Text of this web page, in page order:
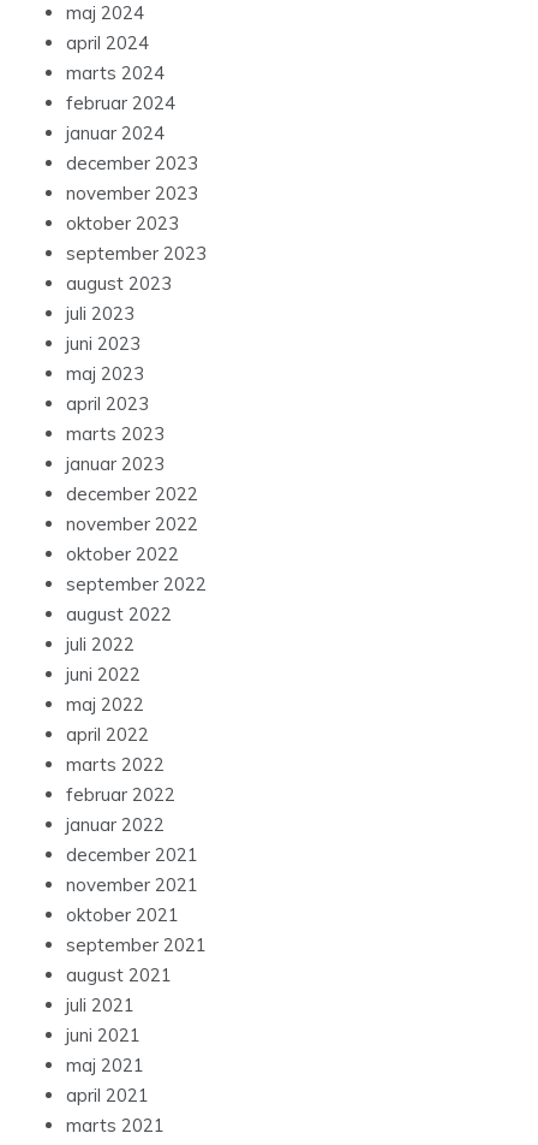
maj 2024
april 2024
marts 2024
februar 2024
januar 2024
december 2023
november 2023
oktober 2023
september 2023
august 2023
juli 2023
juni 2023
maj 2023
april 2023
marts 2023
januar 2023
december 2022
november 2022
oktober 2022
september 2022
august 2022
juli 2022
juni 2022
maj 2022
april 2022
marts 2022
februar 2022
januar 2022
december 2021
november 2021
oktober 2021
september 2021
august 2021
juli 2021
juni 2021
maj 2021
april 2021
marts 2021